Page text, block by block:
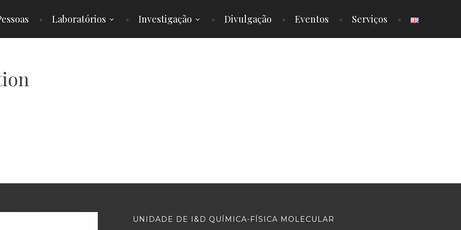
Laboratórios Investigação Divulgação Eventos Serviços
UNIDADE DE I&D QUÍMICA-FÍSICA MOLECULAR